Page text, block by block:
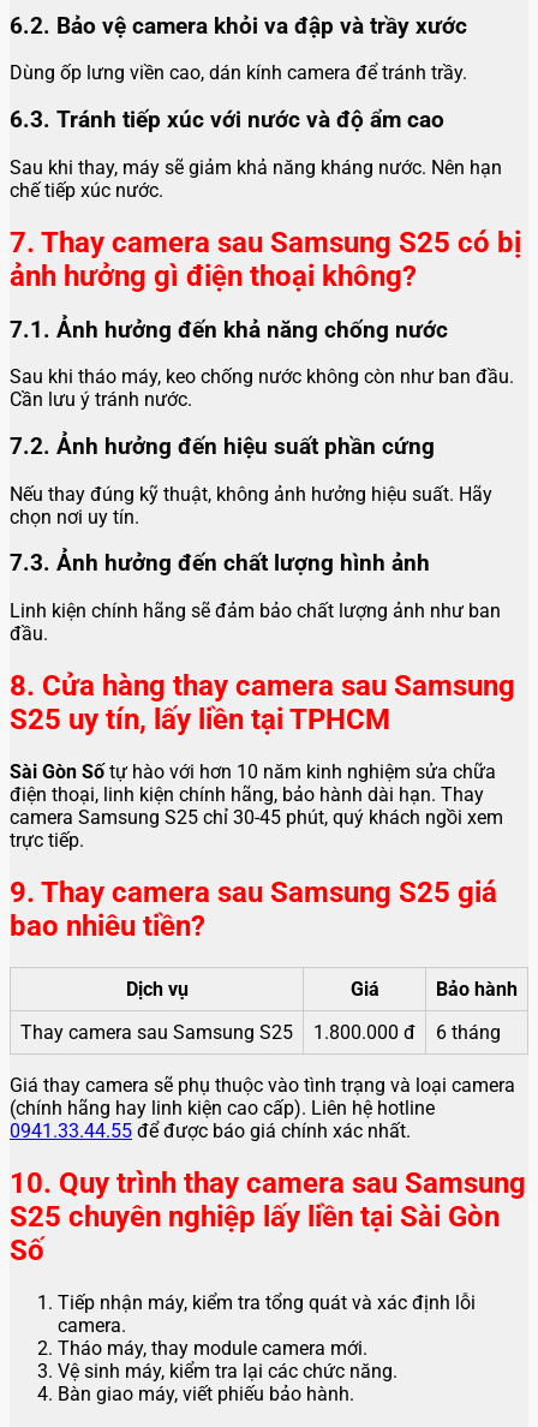
6.2. Bảo vệ camera khỏi va đập và trầy xước
Dùng ốp lưng viền cao, dán kính camera để tránh trầy.
6.3. Tránh tiếp xúc với nước và độ ẩm cao
Sau khi thay, máy sẽ giảm khả năng kháng nước. Nên hạn
chế tiếp xúc nước.
7. Thay camera sau Samsung S25 có bị
ảnh hưởng gì điện thoại không?
7.1. Ảnh hưởng đến khả năng chống nước
Sau khi tháo máy, keo chống nước không còn như ban đầu.
Cần lưu ý tránh nước.
7.2. Ảnh hưởng đến hiệu suất phần cứng
Nếu thay đúng kỹ thuật, không ảnh hưởng hiệu suất. Hãy
chọn nơi uy tín.
7.3. Ảnh hưởng đến chất lượng hình ảnh
Linh kiện chính hãng sẽ đảm bảo chất lượng ảnh như ban
đầu.
8. Cửa hàng thay camera sau Samsung
S25 uy tín, lấy liền tại TPHCM
Sài Gòn Sốtự hào với hơn 10 năm kinh nghiệm sửa chữa
điện thoại, linh kiện chính hãng, bảo hành dài hạn. Thay
camera Samsung S25 chỉ 30-45 phút, quý khách ngồi xem
trực tiếp.
9. Thay camera sau Samsung S25 giá
bao nhiêu tiền?
Dịch vụ Giá
Bảo hành
Thay camera sau Samsung S25
1.800.000 đ 6 tháng
Giá thay camera sẽ phụ thuộc vào tình trạng và loại camera
(chính hãng hay linh kiện cao cấp). Liên hệ hotline
0941.33.44.55 để được báo giá chính xác nhất.
10. Quy trình thay camera sau Samsung
S25 chuyên nghiệp lấy liền tại Sài Gòn
Số
Tiếp nhận máy, kiểm tra tổng quát và xác định lỗi
camera.
Tháo máy, thay module camera mới.
Vệ sinh máy, kiểm tra lại các chức năng.
Bàn giao máy, viết phiếu bảo hành.